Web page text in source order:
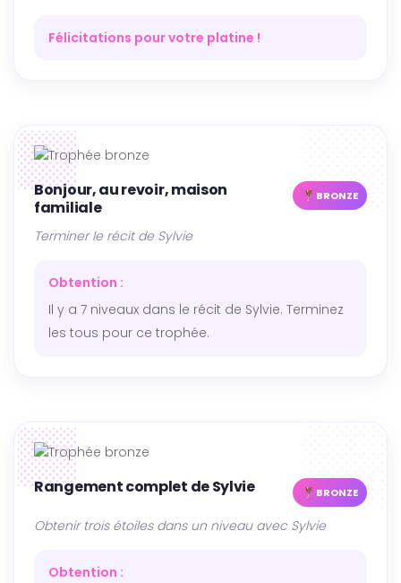
Félicitations pour votre platine !
Bonjour, au revoir, maison
familiale
BRONZE
Terminer le récit de Sylvie
Obtention :
Il y a 7 niveaux dans le récit de Sylvie. Terminez
les tous pour ce trophée.
Rangement complet de Sylvie BRONZE
Obtenir trois étoiles dans un niveau avec Sylvie
Obtention :